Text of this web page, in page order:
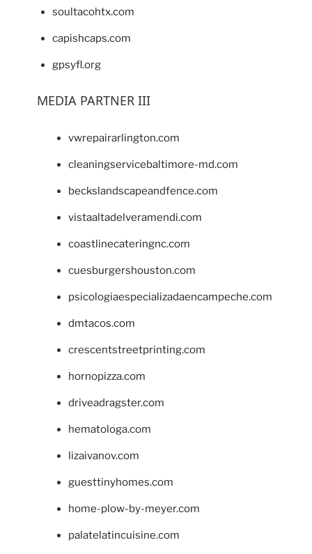
soultacohtx.com
capishcaps.com
gpsyfl.org
MEDIA PARTNER III
vwrepairarlington.com
cleaningservicebaltimore-md.com
beckslandscapeandfence.com
vistaaltadelveramendi.com
coastlinecateringnc.com
cuesburgershouston.com
psicologiaespecializadaencampeche.com
dmtacos.com
crescentstreetprinting.com
hornopizza.com
driveadragster.com
hematologa.com
lizaivanov.com
guesttinyhomes.com
home-plow-by-meyer.com
palatelatincuisine.com